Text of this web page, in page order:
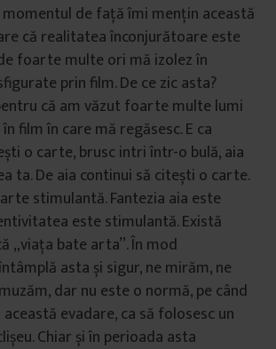
momentul de față îmi mențin această
că realitatea înconjurătoare este
foarte multe ori mă izolez în
prin film. De ce zic asta?
că am văzut foarte multe lumi
film în care mă regăsesc. E ca
o carte, brusc intri într-o bulă, aia
ta. De aia continui să citești o carte.
stimulantă. Fantezia aia este
este stimulantă. Există
„viața bate arta”. În mod
asta și sigur, ne mirăm, ne
dar nu este o normă, pe când
evadare, ca să folosesc un
Chiar și în perioada asta